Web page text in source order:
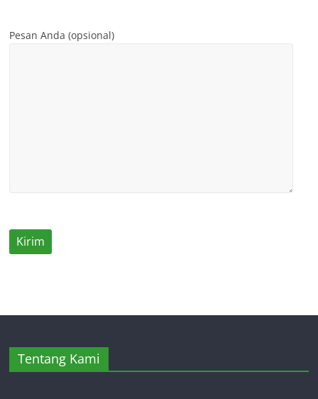
Pesan Anda (opsional)
Tentang Kami